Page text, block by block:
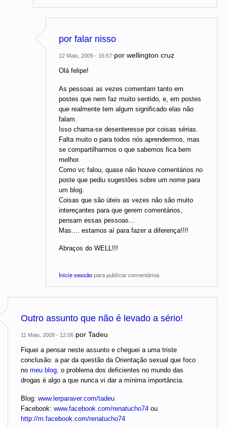
por falar nisso
12 Maio, 2009 - 16:57 por wellington cruz
Olá felipe!
As pessoas as vezes comentam tanto em
postes que nem faz muito sentido, e, em postes
que realmente tem algum significado elas não
falam.
Isso chama-se desenteresse por coisas sérias.
Falta muito o para todos nós aprendermos, mas
se compartilharmos o que sabemos fica bem
melhor.
Como vc falou, quase não houve comentários no
poste que pediu sugestões sobre um nome para
um blog.
Coisas que são úteis as vezes não são muito
intereçantes para que gerem comentários,
pensam essas pessoas...
Mas.... estamos aí para fazer a diferença!!!!
Abraços do WELL!!!
Inicie sessãopara publicar comentários
Outro assunto que não é levado a sério!
11 Maio, 2009 - 12:06 por Tadeu
Fiquei a pensar neste assunto e cheguei a uma triste
conclusão: a par da questão da Orientação sexual que foco
no meu blog, o problema dos deficientes no mundo das
drogas é algo a que nunca vi dar a mínima importância.
Blog: www.lerparaver.com/tadeu
Facebook: www.facebook.com/renatucho74 ou
http://m.facebook.com/renatucho74